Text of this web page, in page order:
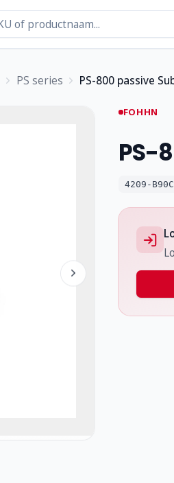
PS series PS-800 passive
FOHHN
PS-
4209-